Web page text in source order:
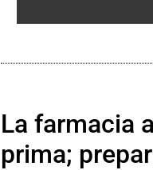
La farmacia
prima;